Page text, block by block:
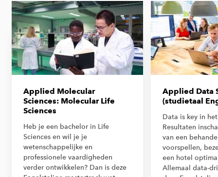
Applied Molecular
Sciences: Molecular Life
Sciences
Heb je een bachelor in Life
Sciences en wil je je
wetenschappelijke en
professionele vaardigheden
verder ontwikkelen? Dan is deze
Applied Data
(studietaal
Data is key in
Resultaten
van een
voorspellen,
een hotel
Allemaal data-